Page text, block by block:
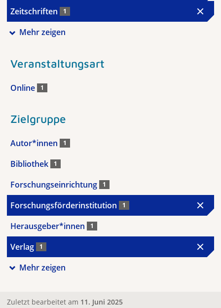
Zeitschriften 1
Mehr zeigen
Veranstaltungsart
Online 1
Zielgruppe
Autor*innen 1
Bibliothek 1
Forschungseinrichtung 1
Forschungsförderinstitution 1
Herausgeber*innen 1
Verlag 1
Mehr zeigen
Zuletzt bearbeitet am 11. Juni 2025